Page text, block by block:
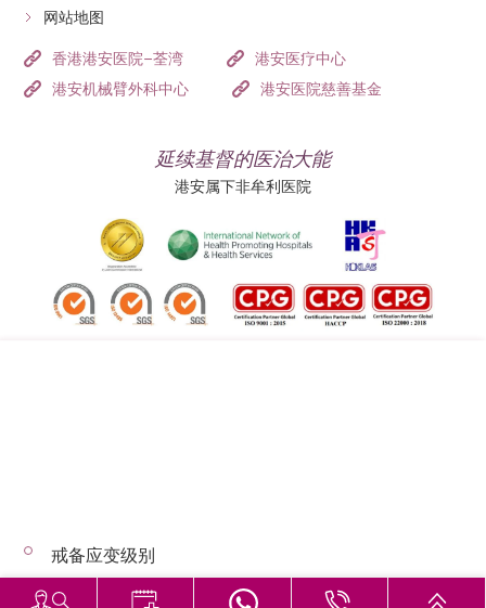
网站地图
香港港安医院–荃湾
港安医疗中心
港安机械臂外科中心
港安医院慈善基金
延续基督的医治大能
港安属下非牟利医院
© 2026 版权所有 © 港安医疗 保留一切权利
戒备应变级别
恶劣天气下的诊症安排